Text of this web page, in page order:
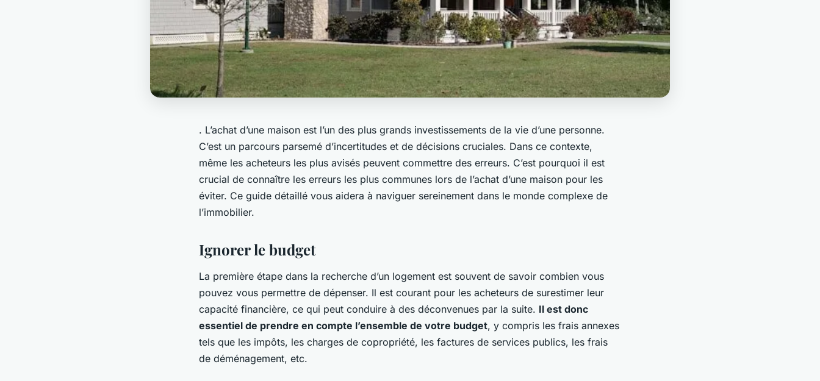
. L’achat d’une maison est l’un des plus grands investissements de la vie d’une personne.
C’est un parcours parsemé d’incertitudes et de décisions cruciales. Dans ce contexte,
même les acheteurs les plus avisés peuvent commettre des erreurs. C’est pourquoi il est
crucial de connaître les erreurs les plus communes lors de l’achat d’une maison pour les
éviter. Ce guide détaillé vous aidera à naviguer sereinement dans le monde complexe de
l’immobilier.
Ignorer le budget
La première étape dans la recherche d’un logement est souvent de savoir combien vous
pouvez vous permettre de dépenser. Il est courant pour les acheteurs de surestimer leur
capacité financière, ce qui peut conduire à des déconvenues par la suite. Il est donc
essentiel de prendre en compte l’ensemble de votre budget, y compris les frais annexes
tels que les impôts, les charges de copropriété, les factures de services publics, les frais
de déménagement, etc.